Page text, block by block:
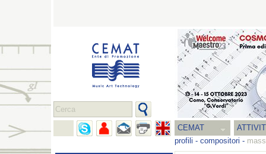
CEMAT
profili - compositori -